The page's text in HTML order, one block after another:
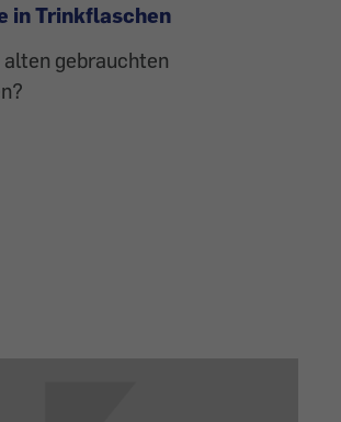
in Trinkflaschen
alten gebrauchten